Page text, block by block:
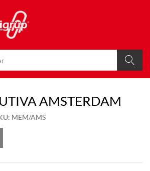
Buscar
AMSTERDAM
MEM/AMS